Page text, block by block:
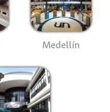
Medellín